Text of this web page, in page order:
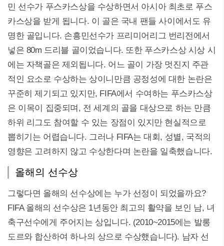
민 선수가 푸스카스상을 수상하면서 아시아 최초로 푸스
카스상을 받게 됩니다. 이 골은 국내 팬들 사이에서도 유
명한 골입니다. 손흥민선수가 프리미어리그 번리전에서
넣은 80m 드리블 골이었습니다. 또한 푸스카스상 시상 시
에는 자책골은 제외됩니다. 어느 골이 가장 멋진지 주관
적인 요소로 수상하는 상이니만큼 공정성에 대한 논란은
꾸준히 제기되고 있지만, FIFA에서 수여하는 푸스카스상
은 이목이 집중되며, 전 세계의 골을 대상으로 하는 만큼
하위 리그도 참여할 수 있는 장점이 있지만 현실적으로
뽑히기는 어렵습니다. 그러나 FIFA는 대회, 성별, 국적의
영향은 고려하지 않고 수상한다며 논란을 일축했습니다.
올해의 선수상
그렇다면 올해의 선수상에는 누가 선정이 되었을까요?
FIFA 올해의 선수상은 1년동안 최고의 활약을 보인 남, 녀
축구선수에게 주어지는 상입니다. (2010~2015에는 발롱
도르와 합산하여 하나의 상으로 수상했습니다). 남자 선